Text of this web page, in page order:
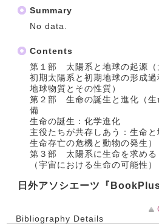
Summary
No data.
Contents
第１部 太陽系と地球の起源（
初期太陽系と初期地球の形成過
地球物質とその性質）
第２部 生命の誕生と進化（生
備
生命の誕生：化学進化
主役たちが共存しあう：生命
生命存亡の危機と動物の発生）
第３部 太陽系に生命を求める
（宇宙における生命の可能性）
日外アソシエーツ『
Bibliography Details